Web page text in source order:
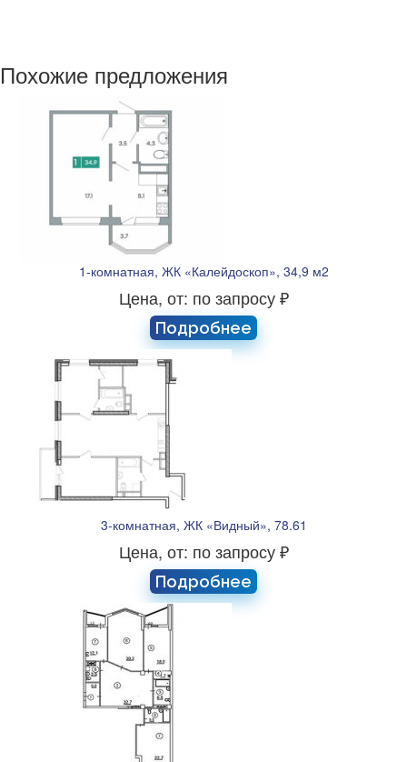
Похожие предложения
1-комнатная, ЖК «Калейдоскоп», 34,9 м2
Цена, от: по запросу ₽
Подробнее
3-комнатная, ЖК «Видный», 78.61
Цена, от: по запросу ₽
Подробнее